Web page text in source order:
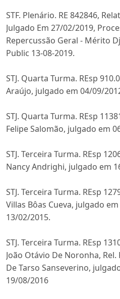
STF. Plenário. RE 842846,
Julgado Em 27/02/2019,
Repercussão Geral - Mérito
Public 13-08-2019.
STJ. Quarta Turma. REsp
Araújo, julgado em 04/09/
STJ. Quarta Turma. REsp
Felipe Salomão, julgado em
STJ. Terceira Turma. REsp
Nancy Andrighi, julgado em
STJ. Terceira Turma. REsp
Villas Bôas Cueva, julgado
13/02/2015.
STJ. Terceira Turma. REsp
João Otávio De Noronha,
De Tarso Sanseverino,
19/08/2016